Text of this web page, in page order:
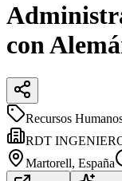
con
Recursos
RDT
Martorell, España